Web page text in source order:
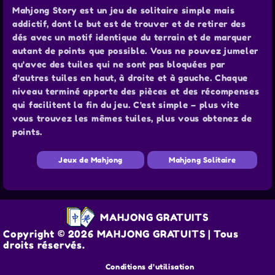
Mahjong Story est un jeu de solitaire simple mais
addictif, dont le but est de trouver et de retirer des
dés avec un motif identique du terrain et de marquer
autant de points que possible. Vous ne pouvez jumeler
qu'avec des tuiles qui ne sont pas bloquées par
d'autres tuiles en haut, à droite et à gauche. Chaque
niveau terminé apporte des pièces et des récompenses
qui facilitent la fin du jeu. C'est simple – plus vite
vous trouvez les mêmes tuiles, plus vous obtenez de
points.
Jeux de Mahjong Mahjong Solitaire
MAHJONG GRATUITS
Copyright © 2026 MAHJONG GRATUITS | Tous
droits réservés.
Conditions d’utilisation